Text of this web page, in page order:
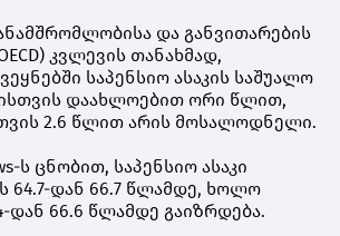
და განვითარების
კვლევის თანახმად,
საპენსიო ასაკის საშუალო
დაახლოებით ორი წლით,
2.6 წლით არის მოსალოდნელი.
ს ცნობით, საპენსიო ასაკი
64.7-დან 66.7 წლამდე, ხოლო
დან 66.6 წლამდე გაიზრდება.